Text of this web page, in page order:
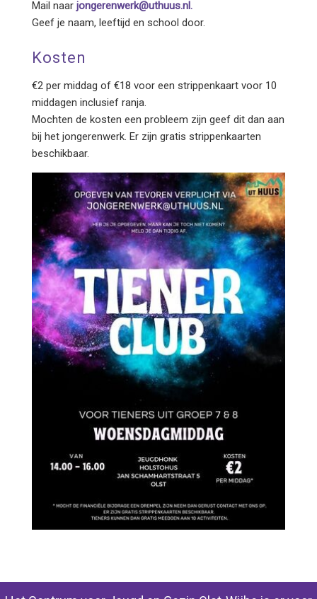
Mail naar jongerenwerk@uthuus.nl.
Geef je naam, leeftijd en school door.
Kosten
€2 per middag of €18 voor een strippenkaart voor 10
middagen inclusief ranja.
Mochten de kosten een probleem zijn geef dit dan aan
bij het jongerenwerk. Er zijn gratis strippenkaarten
beschikbaar.